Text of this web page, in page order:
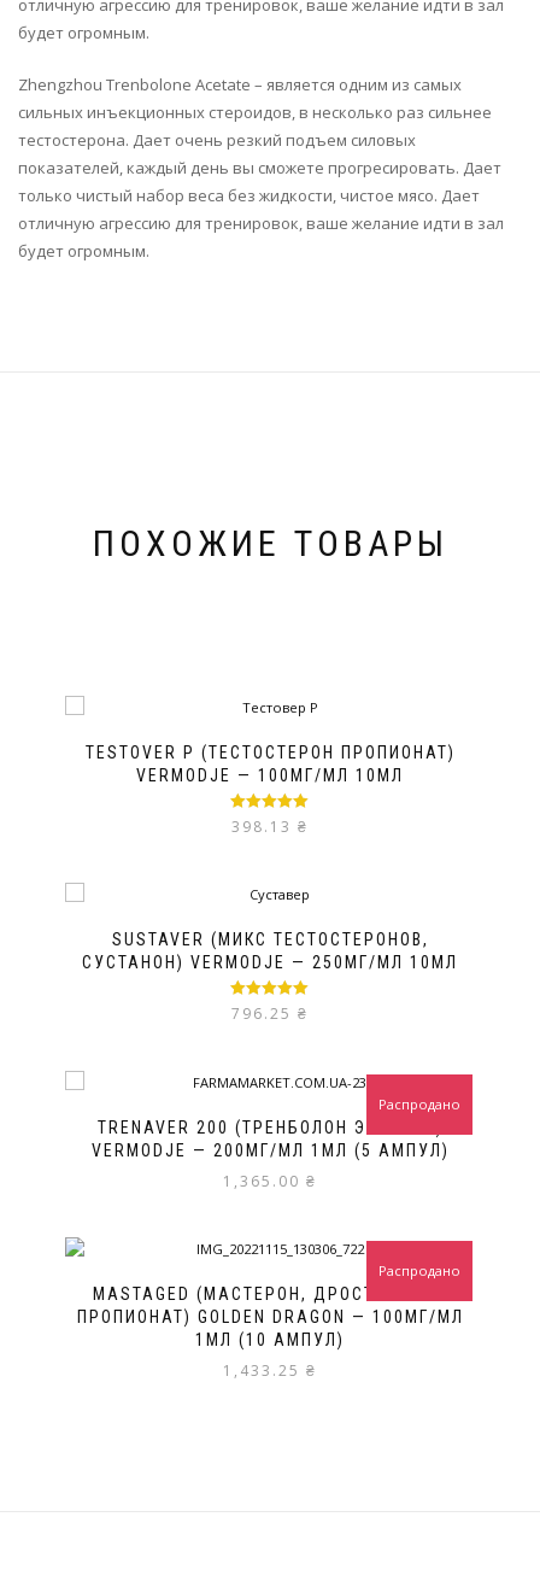
отличную агрессию для тренировок, ваше желание идти в зал
будет огромным.
Zhengzhou Trenbolone Acetate – является одним из самых
сильных инъекционных стероидов, в несколько раз сильнее
тестостерона. Дает очень резкий подъем силовых
показателей, каждый день вы сможете прогресировать. Дает
только чистый набор веса без жидкости, чистое мясо. Дает
отличную агрессию для тренировок, ваше желание идти в зал
будет огромным.
ПОХОЖИЕ ТОВАРЫ
TESTOVER P (ТЕСТОСТЕРОН ПРОПИОНАТ)
VERMODJE — 100МГ/МЛ 10МЛ
Оценка 5.00
398.13 ₴
SUSTAVER (МИКС ТЕСТОСТЕРОНОВ,
СУСТАНОН) VERMODJE — 250МГ/МЛ 10МЛ
Оценка5.00
796.25 ₴
TRENAVER 200 (ТРЕНБОЛОН ЭНАНТАТ)
VERMODJE — 200МГ/МЛ 1МЛ (5 АМПУЛ)
1,365.00 ₴
Распродано
MASTAGED (МАСТЕРОН, ДРОСТАНОЛОН
ПРОПИОНАТ) GOLDEN DRAGON — 100МГ/МЛ
1МЛ (10 АМПУЛ)
1,433.25 ₴
Распродано